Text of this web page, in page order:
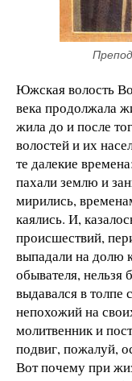
Южская волость
века продолжала
жила до и после
волостей и их
те далекие
пахали землю и
мирились,
каялись. И,
происшествий,
выпадали на долю
обывателя, нельзя
выдавался в толпе
непохожий на
молитвенник и
подвиг, пожалуй,
Вот почему при